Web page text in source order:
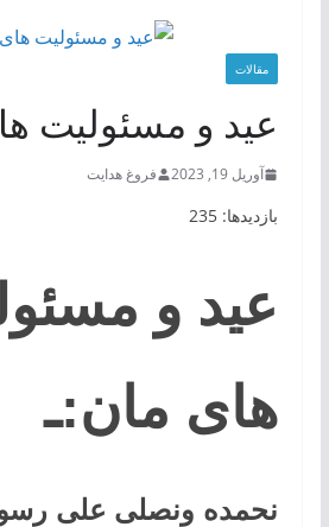
مقالات
عید و مسئولیت
آوریل 19, 2023 فروغ هدایت
بازدیدها: 235
عید و
های مان:ـ
نحمده ونصلی علی